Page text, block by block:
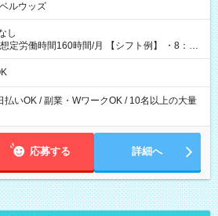
ルウッズ
し
間160時間/月 【シフト例】 ・8：00
払いOK / 副業・WワークOK / 10名以上の大量
応募する 詳細へ